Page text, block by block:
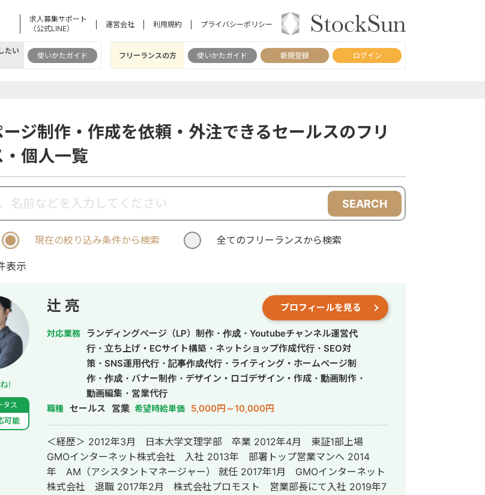
求人募集サポート
（公式LINE）
運営会社 利用規約 プライバシーポリシー
たい
使いかたガイド フリーランスの方 使いかたガイド 新規登録 ログイン
ジ制作・作成を依頼・外注できるセールスのフリ
個人一覧
SEARCH
現在の絞り込み条件から検索 全てのフリーランスから検索
表示
!
タス
可能
辻 亮 プロフィールを見る
対応業務
ランディングページ（LP）制作・作成・Youtubeチャンネル運営代
行・立ち上げ・ECサイト構築・ネットショップ作成代行・SEO対
策・SNS運用代行・記事作成代行・ライティング・ホームページ制
作・作成・バナー制作・デザイン・ロゴデザイン・作成・動画制作・
動画編集・営業代行
職種 セールス 営業 希望時給単価 5,000円～10,000円
＜経歴＞ 2012年3月 日本大学文理学部 卒業 2012年4月 東証1部上場
GMOインターネット株式会社 入社 2013年 部署トップ営業マンへ 2014
年 AM（アシスタントマネージャー） 就任 2017年1月 GMOインターネット
株式会社 退職 2017年2月 株式会社プロモスト 営業部長にて入社 2019年7